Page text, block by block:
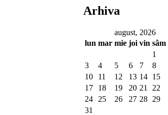
Arhiva
august, 2026
lun mar mie joi vin sâm
1
3
4 5 6 7 8
10
11 12 13 14 15
17
18 19 20 21 22
24
25 26 27 28 29
31